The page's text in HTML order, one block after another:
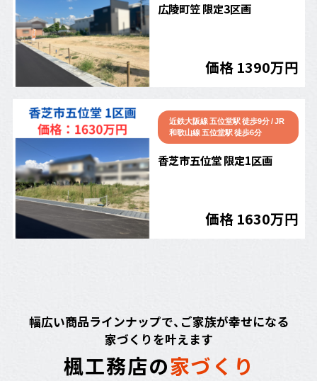
広陵町笠 限定3区画
価格 1390万円
近鉄大阪線 五位堂駅 徒歩9分 / JR
和歌山線 五位堂駅 徒歩6分
香芝市五位堂 限定1区画
価格 1630万円
幅広い商品ラインナップで、ご家族が幸せになる
家づくりを叶えます
楓工務店の家づく り